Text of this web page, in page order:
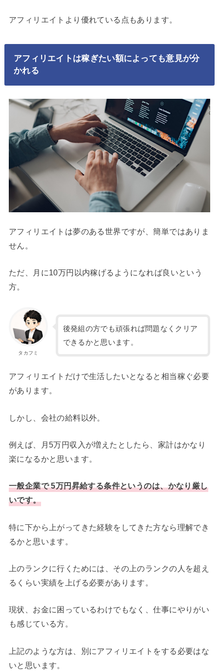
アフィリエイトより優れている点もあります。
アフィリエイトは稼ぎたい額によっても意見が分
かれる
アフィリエイトは夢のある世界ですが、簡単ではありま
せん。
ただ、月に10万円以内稼げるようになれば良いという
方。
タカフミ
後発組の方でも頑張れば問題なくクリア
できるかと思います。
アフィリエイトだけで生活したいとなると相当稼ぐ必要
があります。
しかし、会社の給料以外。
例えば、月5万円収入が増えたとしたら、家計はかなり
楽になるかと思います。
一般企業で 5万円昇給する条件というのは、かなり厳し
いです。
特に下から上がってきた経験をしてきた方なら理解でき
るかと思います。
上のランクに行くためには、その上のランクの人を超え
るくらい実績を上げる必要があります。
現状、お金に困っているわけでもなく、仕事にやりがい
も感じている方。
上記のような方は、別にアフィリエイトをする必要はな
いと思います。